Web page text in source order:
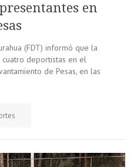
en
(FDT) informó que la
deportistas en el
de Pesas, en las